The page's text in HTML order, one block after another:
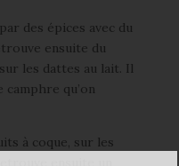
des épices avec du
ensuite du
les dattes au lait. Il
qu’on
à coque, sur les